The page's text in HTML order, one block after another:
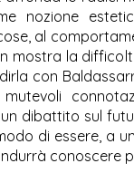
nozione
al
mostra la
con
mutevoli
dibattito sul
di essere, a
conoscere